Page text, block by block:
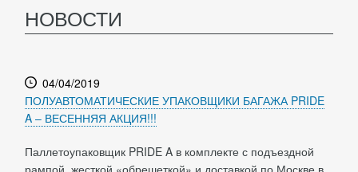
НОВОСТИ
04/04/2019
ПОЛУАВТОМАТИЧЕСКИЕ УПАКОВЩИКИ БАГАЖА PRIDE
A – ВЕСЕННЯЯ АКЦИЯ!!!
Паллетоупаковщик PRIDE A в комплекте с подъездной